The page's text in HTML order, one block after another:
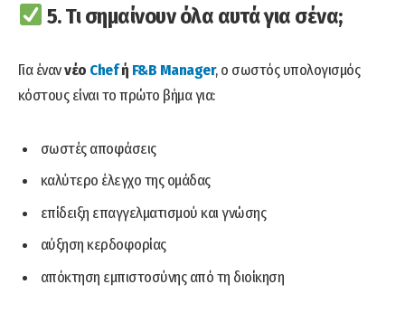
5. Τι σημαίνουν όλα αυτά για σένα;
Για έναννέο Chefή F&B Manager, ο σωστός υπολογισμός
κόστους είναι το πρώτο βήμα για:
σωστές αποφάσεις
καλύτερο έλεγχο της ομάδας
επίδειξη επαγγελματισμού και γνώσης
αύξηση κερδοφορίας
απόκτηση εμπιστοσύνης από τη διοίκηση